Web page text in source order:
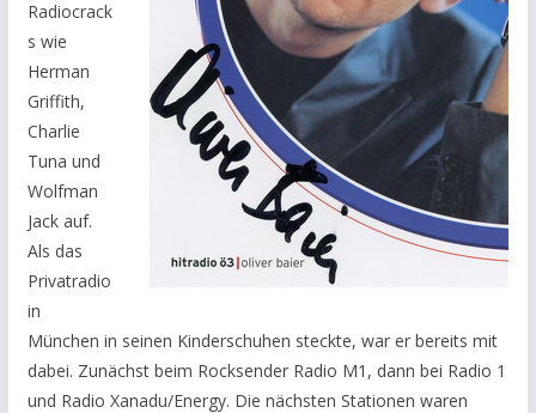
Radiocrack
s wie
Herman
Griffith,
Charlie
Tuna und
Wolfman
Jack auf.
Als das
Privatradio
in
München in seinen Kinderschuhen steckte, war er bereits mit
dabei. Zunächst beim Rocksender Radio M1, dann bei Radio 1
und Radio Xanadu/Energy. Die nächsten Stationen waren